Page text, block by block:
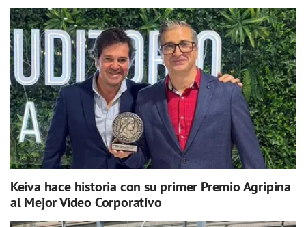
Keiva hace historia con su primer Premio Agripina
al Mejor Vídeo Corporativo